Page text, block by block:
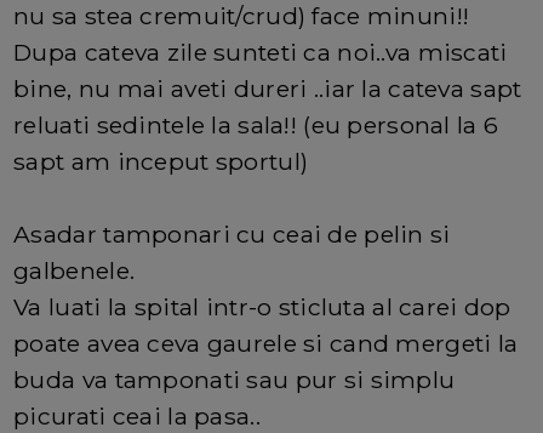
nu sa stea cremuit/crud) face minuni!!
Dupa cateva zile sunteti ca noi..va miscati
bine, nu mai aveti dureri ..iar la cateva sapt
reluati sedintele la sala!! (eu personal la 6
sapt am inceput sportul)
Asadar tamponari cu ceai de pelin si
galbenele.
Va luati la spital intr-o sticluta al carei dop
poate avea ceva gaurele si cand mergeti la
buda va tamponati sau pur si simplu
picurati ceai la pasa..